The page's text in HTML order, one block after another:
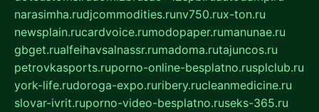
narasimha.rudjcommodities.runv750.rux-ton.ru
newsplain.rucardvoice.rumodopaper.rumanunae.ru
gbget.rualfeihavsalnassr.rumadoma.rutajuncos.ru
petrovkasports.ruporno-online-besplatno.rusplclub.ru
york-life.rudoroga-expo.ruribery.rucleanmedicine.ru
slovar-ivrit.ruporno-video-besplatno.ruseks-365.ru